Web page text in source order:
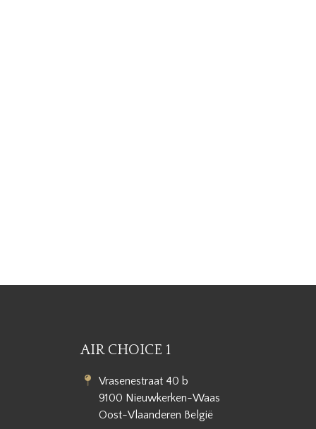
AIR CHOICE 1
Vrasenestraat 40 b
9100 Nieuwkerken-Waas
Oost-Vlaanderen België